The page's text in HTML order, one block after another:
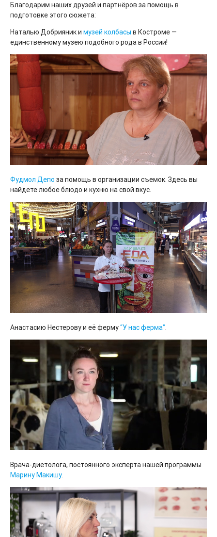
Благодарим наших друзей и партнёров за помощь в
подготовке этого сюжета:
Наталью Добрияник и музей колбасы в Костроме —
единственному музею подобного рода в России!
Фудмол Депо за помощь в организации съемок. Здесь вы
найдете любое блюдо и кухню на свой вкус.
Анастасию Нестерову и её ферму“У нас ферма”.
Врача-диетолога, постоянного эксперта нашей программы
Марину Макишу.